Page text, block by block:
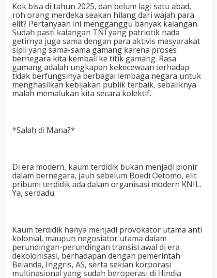
Kok bisa di tahun 2025, dan belum lagi satu abad,
roh orang merdeka seakan hilang dari wajah para
elit? Pertanyaan ini mengganggu banyak kalangan.
Sudah pasti kalangan TNI yang patriotik nada
getirnya juga sama dengan para aktivis masyarakat
sipil yang sama-sama gamang karena proses
bernegara kita kembali ke titik gamang. Rasa
gamang adalah ungkapan kekecewaan terhadap
tidak berfungsinya berbagai lembaga negara untuk
menghasilkan kebijakan publik terbaik, sebaliknya
malah memalukan kita secara kolektif.
*Salah di Mana?*
Di era modern, kaum terdidik bukan menjadi pionir
dalam bernegara, jauh sebelum Boedi Oetomo, elit
pribumi terdidik ada dalam organisasi modern KNIL.
Ya, serdadu.
Kaum terdidik hanya menjadi provokator utama anti
kolonial, maupun negosiator utama dalam
perundingan-perundingan transisi awal di era
dekolonisasi, berhadapan dengan pemerintah
Belanda, Inggris, AS, serta sekian korporasi
multinasional yang sudah beroperasi di Hindia